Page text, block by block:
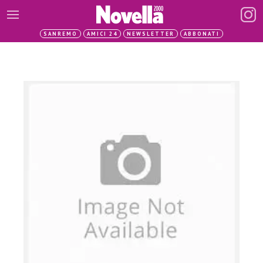
SANREMO AMICI 24 NEWSLETTER ABBONATI